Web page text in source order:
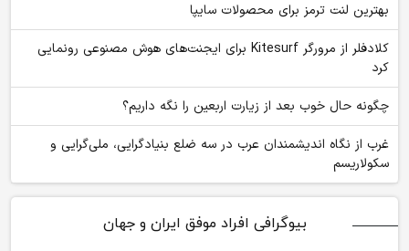
بهترین لنت ترمز برای محصولات سایپا
کلادفلر از مرورگر Kitesurf برای ایجنت‌های هوش مصنوعی رونمایی
کرد
چگونه حال خوب بعد از زیارت اربعین را نگه داریم؟
غرب از نگاه اندیشمندان عرب در سه ضلع بنیادگرایی، ملی‌گرایی و
سکولاریسم
بیوگرافی افراد موفق ایران و جهان